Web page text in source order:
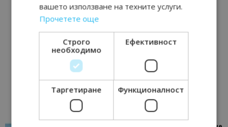
вашето използване на техните услуги.
Прочетете още
Строго
необходимо
Ефективност
Таргетиране Функционалност